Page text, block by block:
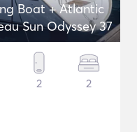
Boat + Atlantic
Sun Odyssey 37
2 2